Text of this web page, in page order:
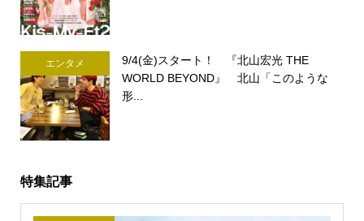
エンタメ
9/4(金)スタート！ 『北山宏光 THE
WORLD BEYOND』 北山「このような
形...
特集記事